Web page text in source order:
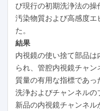
び現行の初期洗浄法の
汚染物質および高感度
た。
結果
内視鏡の使い捨て部品は
られ、管腔内視鏡チャ
質量の有用な指標であ
洗浄およびチャンネル
新品の内視鏡チャンネ